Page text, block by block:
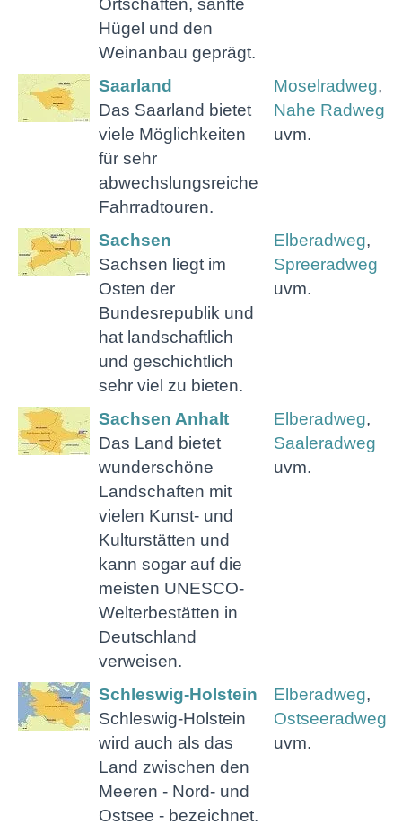
Hügel und den
Weinanbau geprägt.
Saarland
Das Saarland bietet
viele Möglichkeiten
für sehr
abwechslungsreiche
Fahrradtouren.
Moselradweg,
Nahe Radweg
uvm.
Sachsen
Sachsen liegt im
Osten der
Bundesrepublik und
hat landschaftlich
und geschichtlich
sehr viel zu bieten.
Elberadweg,
Spreeradweg
uvm.
Sachsen Anhalt
Das Land bietet
wunderschöne
Landschaften mit
vielen Kunst- und
Kulturstätten und
kann sogar auf die
meisten UNESCO-
Welterbestätten in
Deutschland
verweisen.
Elberadweg,
Saaleradweg
uvm.
Schleswig-Holstein
Schleswig-Holstein
wird auch als das
Land zwischen den
Meeren - Nord- und
Ostsee - bezeichnet.
Elberadweg,
Ostseeradweg
uvm.